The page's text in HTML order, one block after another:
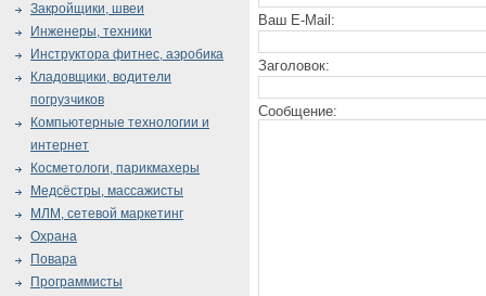
Ваш E-Mail:
Заголовок:
Сообщение:
Закройщики, швеи
Инженеры, техники
Инструктора фитнес, аэробика
Кладовщики, водители
погрузчиков
Компьютерные технологии и
интернет
Косметологи, парикмахеры
Медсёстры, массажисты
МЛМ, сетевой маркетинг
Охрана
Повара
Программисты